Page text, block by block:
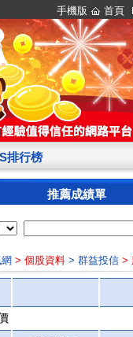
手機版 首頁
排行榜
推薦成績單
> 個股資料 > 群益投信 >